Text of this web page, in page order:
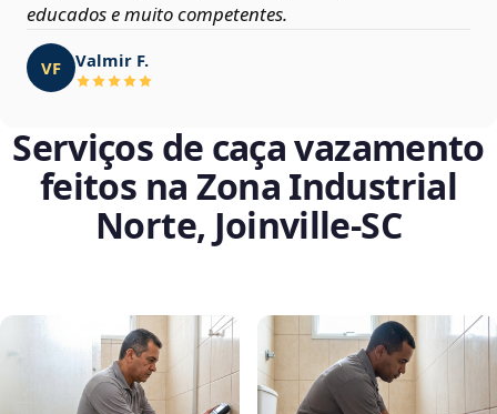
educados e muito competentes.
VF Valmir F.
Serviços de caça vazamento
feitos na Zona Industrial
Norte, Joinville‑SC